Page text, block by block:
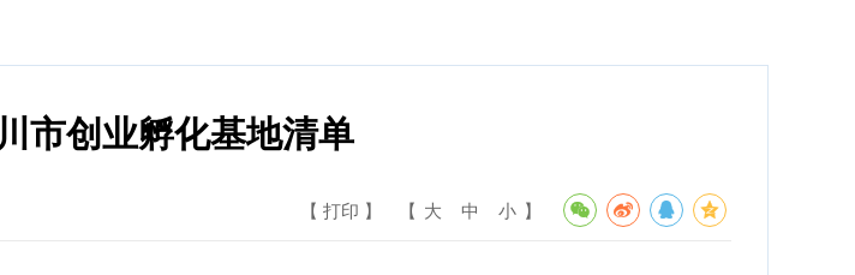
市创业孵化基地清单
【 打印 】 【 大 中 小 】